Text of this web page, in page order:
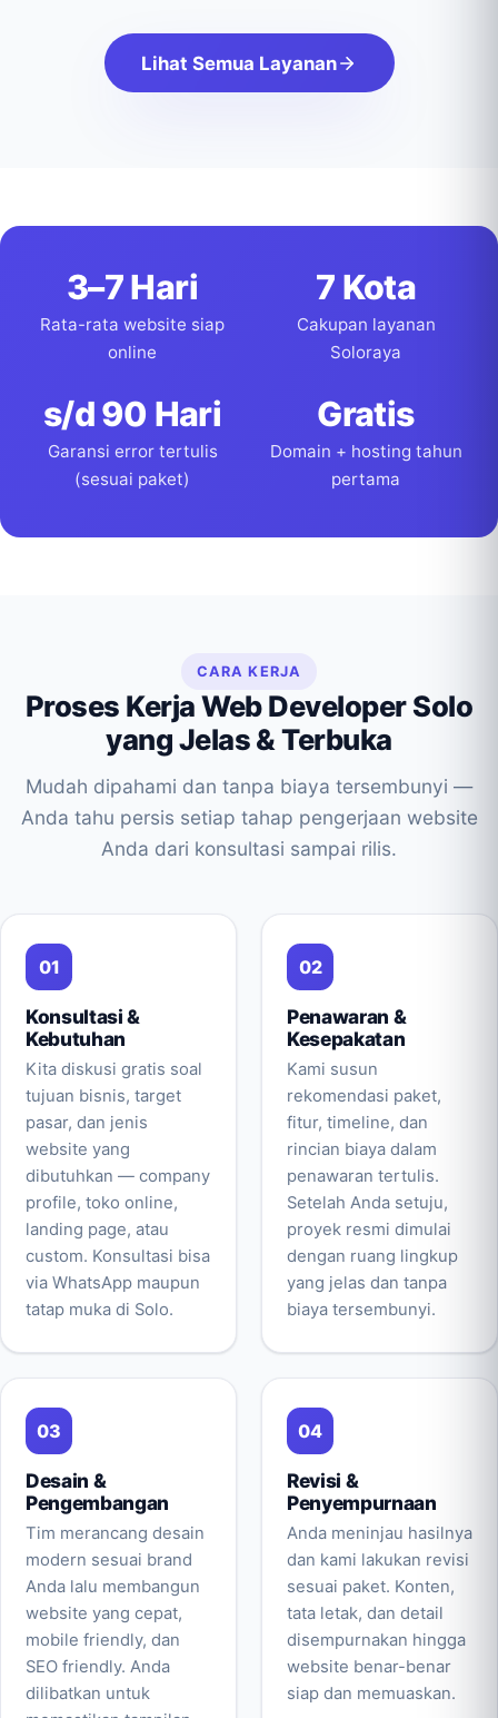
Lihat Semua Layanan
3–7 Hari
Rata-rata website siap
online
7 Kota
Cakupan layanan
Soloraya
s/d 90 Hari
Garansi error tertulis
(sesuai paket)
Gratis
Domain + hosting tahun
pertama
CARA KERJA
Proses Kerja Web Developer Solo
yang Jelas & Terbuka
Mudah dipahami dan tanpa biaya tersembunyi —
Anda tahu persis setiap tahap pengerjaan website
Anda dari konsultasi sampai rilis.
Konsultasi &
Kebutuhan
Kita diskusi gratis soal
tujuan bisnis, target
pasar, dan jenis
website yang
dibutuhkan — company
profile, toko online,
landing page, atau
custom. Konsultasi bisa
via WhatsApp maupun
tatap muka di Solo.
Penawaran &
Kesepakatan
Kami susun
rekomendasi paket,
fitur, timeline, dan
rincian biaya dalam
penawaran tertulis.
Setelah Anda setuju,
proyek resmi dimulai
dengan ruang lingkup
yang jelas dan tanpa
biaya tersembunyi.
Desain &
Pengembangan
Tim merancang desain
modern sesuai brand
Anda lalu membangun
website yang cepat,
mobile friendly, dan
SEO friendly. Anda
dilibatkan untuk
Revisi &
Penyempurnaan
Anda meninjau hasilnya
dan kami lakukan revisi
sesuai paket. Konten,
tata letak, dan detail
disempurnakan hingga
website benar-benar
siap dan memuaskan.